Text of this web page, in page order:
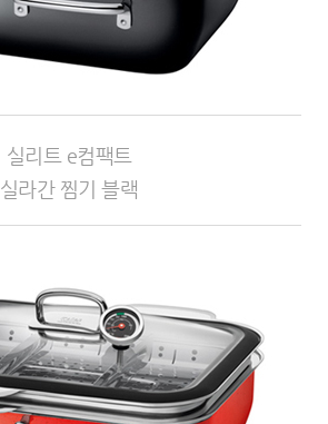
실리트 e컴팩트
실라간 찜기 블랙